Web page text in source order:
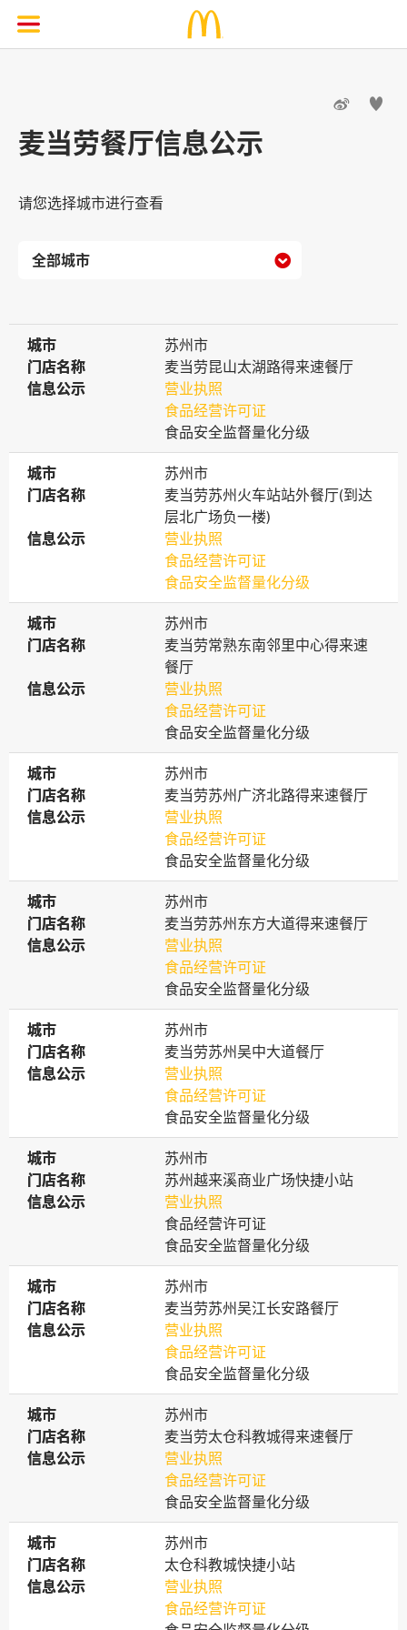
 
麦当劳餐厅信息公示
请您选择城市进行查看

城市
城市
苏州市
门店名称
门店名称
麦当劳昆山太湖路得来速餐厅
信息公示
信息公示
营业执照
食品经营许可证
食品安全监督量化分级
城市
城市
苏州市
门店名称
门店名称
麦当劳苏州火车站站外餐厅(到达
层北广场负一楼)
信息公示
信息公示
营业执照
食品经营许可证
食品安全监督量化分级
城市
城市
苏州市
门店名称
门店名称
麦当劳常熟东南邻里中心得来速
餐厅
信息公示
信息公示
营业执照
食品经营许可证
食品安全监督量化分级
城市
城市
苏州市
门店名称
门店名称
麦当劳苏州广济北路得来速餐厅
信息公示
信息公示
营业执照
食品经营许可证
食品安全监督量化分级
城市
城市
苏州市
门店名称
门店名称
麦当劳苏州东方大道得来速餐厅
信息公示
信息公示
营业执照
食品经营许可证
食品安全监督量化分级
城市
城市
苏州市
门店名称
门店名称
麦当劳苏州吴中大道餐厅
信息公示
信息公示
营业执照
食品经营许可证
食品安全监督量化分级
城市
城市
苏州市
门店名称
门店名称
苏州越来溪商业广场快捷小站
信息公示
信息公示
营业执照
食品经营许可证
食品安全监督量化分级
城市
城市
苏州市
门店名称
门店名称
麦当劳苏州吴江长安路餐厅
信息公示
信息公示
营业执照
食品经营许可证
食品安全监督量化分级
城市
城市
苏州市
门店名称
门店名称
麦当劳太仓科教城得来速餐厅
信息公示
信息公示
营业执照
食品经营许可证
食品安全监督量化分级
城市
城市
苏州市
门店名称
门店名称
太仓科教城快捷小站
信息公示
信息公示
营业执照
食品经营许可证